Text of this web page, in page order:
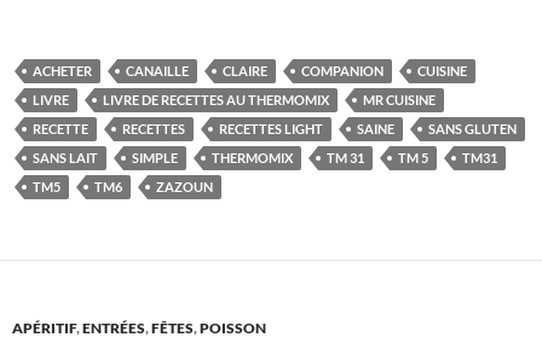
ACHETER CANAILLE CLAIRE COMPANION
CUISINE
LIVRE
LIVRE DE RECETTES AU THERMOMIX
MR CUISINE
RECETTE
RECETTES RECETTES LIGHT SAINE
SANS GLUTEN
SANS LAIT
SIMPLE THERMOMIX TM 31 TM 5
TM31
TM5
TM6 ZAZOUN
APÉRITIF,ENTRÉES,FÊTES,POISSON